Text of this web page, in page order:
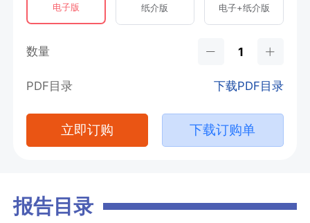
电子版 纸介版 电子+纸介版
数量
PDF目录 下载PDF目录
立即订购 下载订购单
报告目录